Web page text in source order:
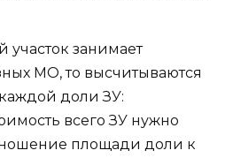
участок занимает
МО, то высчитываются
доли ЗУ:
всего ЗУ нужно
площади доли к